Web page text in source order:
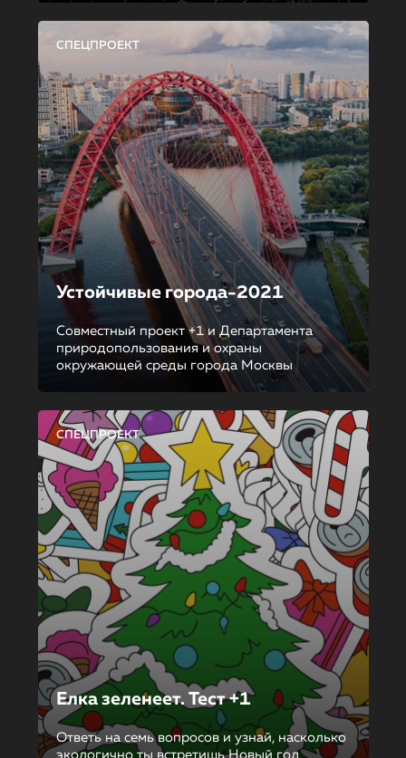
СПЕЦПРОЕКТ
Устойчивые города-2021
Совместный проект +1 и Департамента
природопользования и охраны
окружающей среды города Москвы
СПЕЦПРОЕКТ
Елка зеленеет. Тест +1
Ответь на семь вопросов и узнай, насколько
экологично ты встретишь Новый год